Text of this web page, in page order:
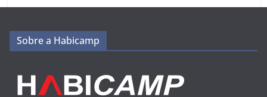
Sobre a Habicamp